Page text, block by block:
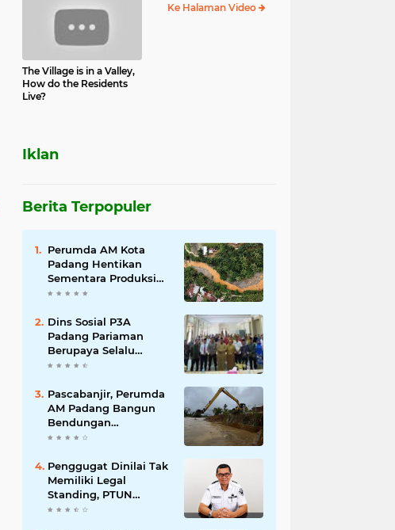
The Village is in a Valley,
How do the Residents
Live?
Ke Halaman Video
Iklan
Berita Terpopuler
Perumda AM Kota
Padang Hentikan
Sementara Produksi
Akibat Air Keruh
Dins Sosial P3A
Padang Pariaman
Berupaya Selalu
Menyelesaikan
Masyarakat
Pascabanjir, Perumda
AM Padang Bangun
Bendungan
Sementara Guna
Penggugat Dinilai Tak
Memiliki Legal
Standing, PTUN
Padang Nyatakan